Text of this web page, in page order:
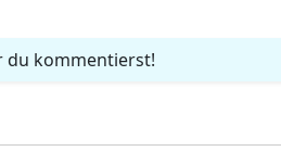
du kommentierst!